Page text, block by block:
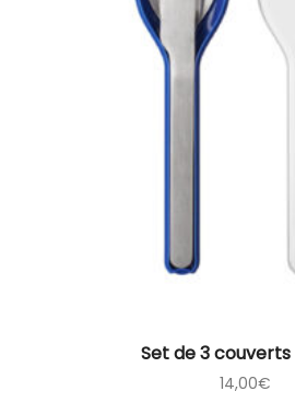
Set de 3 couverts
14,00€